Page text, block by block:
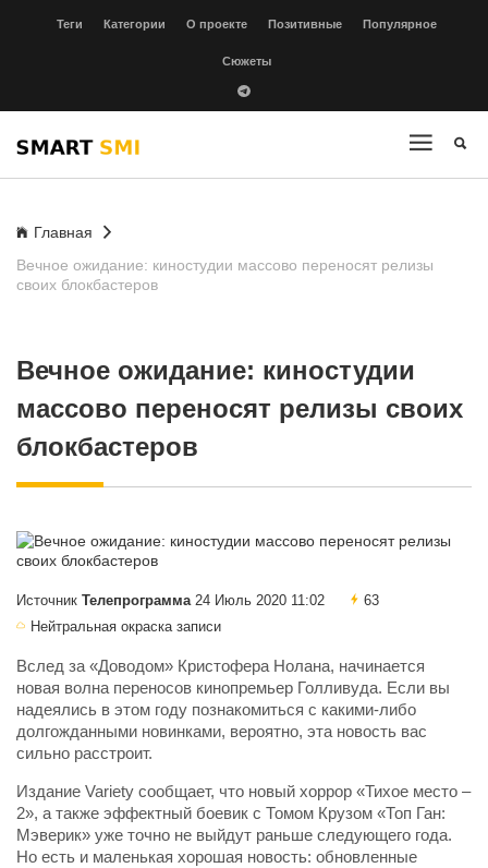
Теги Категории О проекте Позитивные Популярное
Сюжеты
Главная
Вечное ожидание: киностудии массово переносят релизы
своих блокбастеров
Вечное ожидание: киностудии
массово переносят релизы своих
блокбастеров
Источник Телепрограмма24 Июль 2020 11:02
63
Нейтральная окраска записи
Вслед за «Доводом» Кристофера Нолана, начинается
новая волна переносов кинопремьер Голливуда. Если вы
надеялись в этом году познакомиться с какими-либо
долгожданными новинками, вероятно, эта новость вас
сильно расстроит.
Издание Variety сообщает, что новый хоррор «Тихое место –
2», а также эффектный боевик с Томом Крузом «Топ Ган:
Мэверик» уже точно не выйдут раньше следующего года.
Но есть и маленькая хорошая новость: обновленные